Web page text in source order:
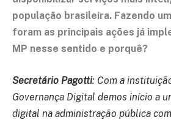
população brasileira. Fazendo
foram as principais ações já
MP nesse sentido e porquê?
Secretário Pagotti: Com a
Governança Digital demos início a
digital na administração pública